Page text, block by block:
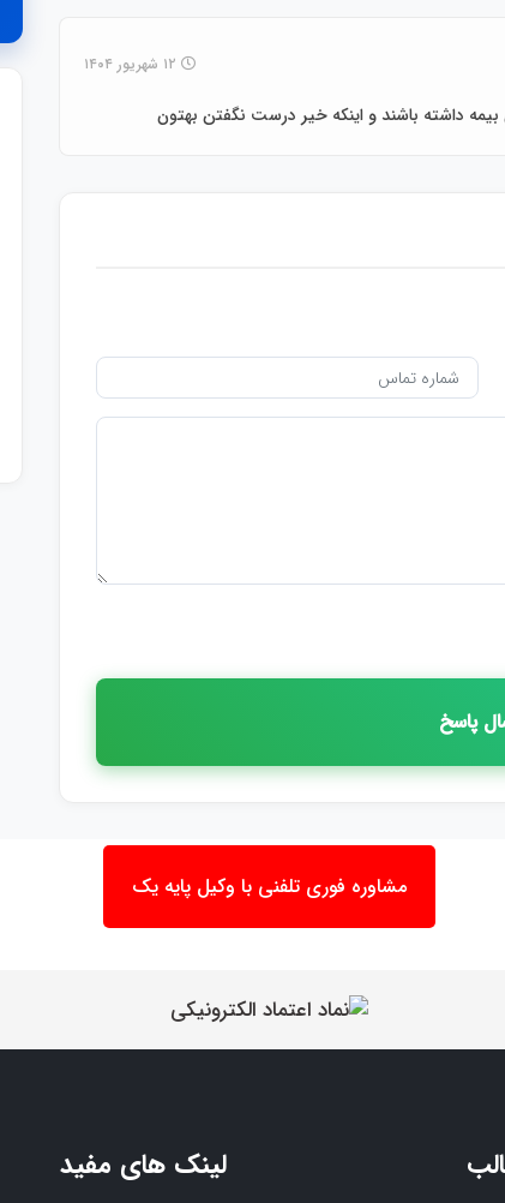
داشته باشند و اینکه خیر درست نگفتن بهتون
پاسخ
مشاوره فوری تلفنی با وکیل پایه یک
لینک های مفید